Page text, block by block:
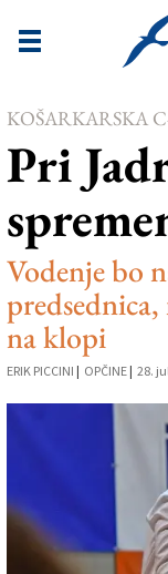
Novice
Goriška
Kultura
Šport
Še
Vreme
V Kioskih
Založnik
Zadruga PD
KOŠARKARSKA
Pri
Vodenje bo
na klopi
ERIK PICCINI | OPČINE | 28.